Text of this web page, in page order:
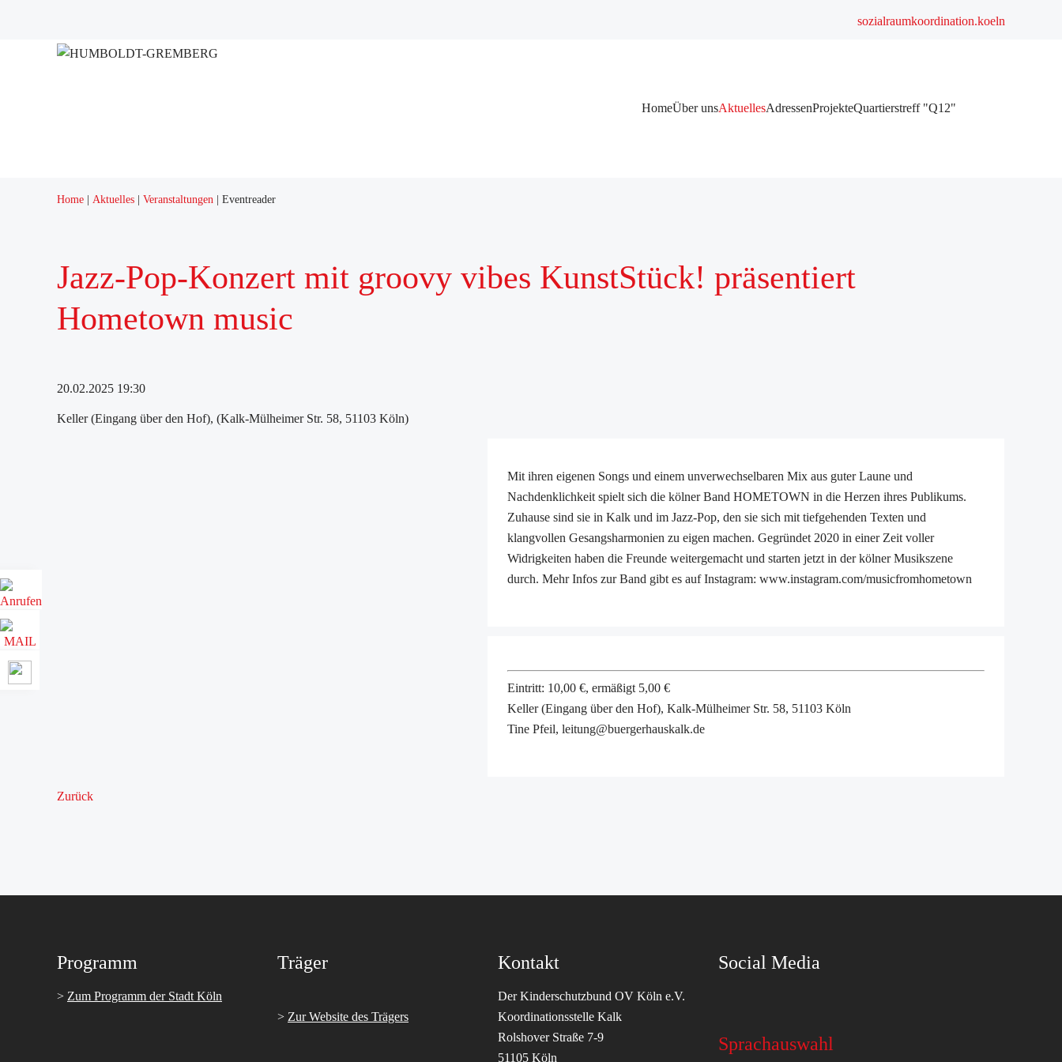
sozialraumkoordination.koeln
Navigation
HomeÜber unsAktuellesAdressenProjekteQuartierstreff "Q12"
Home Aktuelles Veranstaltungen Eventreader
Jazz-Pop-Konzert mit groovy vibes KunstStück! präsentiert
Hometown music
20.02.2025 19:30
Keller (Eingang über den Hof), (Kalk-Mülheimer Str. 58, 51103 Köln)
Mit ihren eigenen Songs und einem unverwechselbaren Mix aus guter Laune und
Nachdenklichkeit spielt sich die kölner Band HOMETOWN in die Herzen ihres Publikums.
Zuhause sind sie in Kalk und im Jazz-Pop, den sie sich mit tiefgehenden Texten und
klangvollen Gesangsharmonien zu eigen machen. Gegründet 2020 in einer Zeit voller
Widrigkeiten haben die Freunde weitergemacht und starten jetzt in der kölner Musikszene
durch. Mehr Infos zur Band gibt es auf Instagram: www.instagram.com/musicfromhometown
Eintritt: 10,00 €, ermäßigt 5,00 €
Keller (Eingang über den Hof), Kalk-Mülheimer Str. 58, 51103 Köln
Tine Pfeil, leitung@buergerhauskalk.de
Zurück
Programm
> Zum Programm der Stadt Köln
Träger
> Zur Website des Trägers
Kontakt
Der Kinderschutzbund OV Köln e.V.
Koordinationsstelle Kalk
Rolshover Straße 7-9
51105 Köln
Social Media
Sprachauswahl